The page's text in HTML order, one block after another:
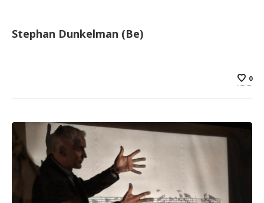
Stephan Dunkelman (Be)
0